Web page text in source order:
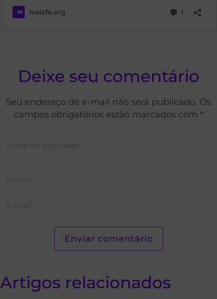
Deixe seu comentário
Seu endereço de e-mail não será publicado. Os
campos obrigatórios estão marcados com *
Artigos relacionados